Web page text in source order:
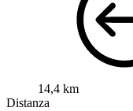
14,4 km
Distanza